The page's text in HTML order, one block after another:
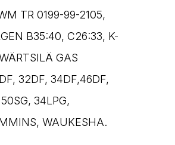
TR 0199-99-2105,
B35:40, C26:33, K-
GAS
32DF, 34DF,46DF,
34LPG,
WAUKESHA.